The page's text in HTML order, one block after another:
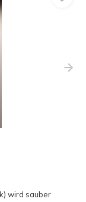
wird sauber